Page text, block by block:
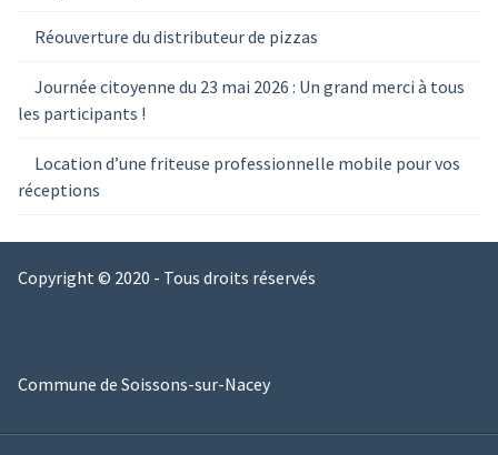
Réouverture du distributeur de pizzas
Journée citoyenne du 23 mai 2026 : Un grand merci à tous
les participants !
Location d’une friteuse professionnelle mobile pour vos
réceptions
Copyright © 2020 - Tous droits réservés
Commune de Soissons-sur-Nacey